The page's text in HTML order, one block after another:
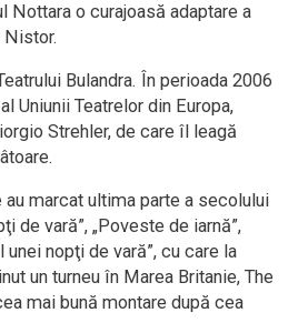
Nottara o curajoasă adaptare a
Nistor.
Bulandra. În perioada 2006
Uniunii Teatrelor din Europa,
Strehler, de care îl leagă
marcat ultima parte a secolului
de vară”, „Poveste de iarnă”,
unei nopţi de vară”, cu care la
un turneu în Marea Britanie, The
mai bună montare după cea